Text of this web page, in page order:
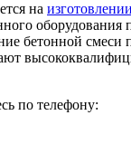
на
бетонной
по телефону: